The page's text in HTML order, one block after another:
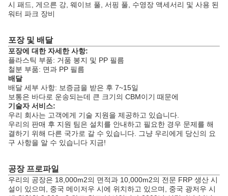
시 패드, 게으른 강, 웨이브 풀, 서핑 풀, 수영장 액세서리 및 사용 된
워터 파크 장비
포장 및 배달
포장에 대한 자세한 사항:
플라스틱 부품: 거품 봉지 및 PP 필름
철분 부품: 면과 PP 필름
배달
배달 세부 사항: 보증금을 받은 후 7~15일
보통은 바다로 운송되는데 큰 크기의 CBM이기 때문에
기술자 서비스:
우리 회사는 고객에게 기술 지원을 제공하고 있습니다.
우리의 판매 후 지원 팀은 설치를 안내하고 필요한 경우 문제를 해
결하기 위해 다른 국가로 갈 수 있습니다. 그냥 우리에게 당신의 요
구 사항을 알 수 있습니다 지금!
공장 프로파일
우리의 공장은 18,000m2의 면적과 10,000m2의 전문 FRP 생산 시
설이 있으며, 중국 메이저우 시에 위치하고 있으며, 중국 광저우 시